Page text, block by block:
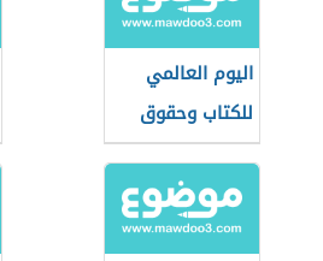
اليوم العالمي
للكتاب وحقوق
المؤلف